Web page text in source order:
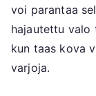
voi parantaa
hajautettu valo
kun taas kova
varjoja.